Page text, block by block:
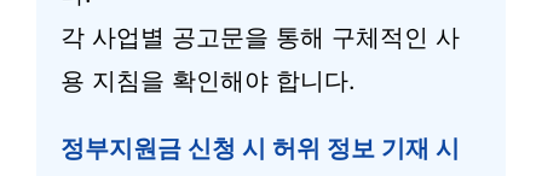
각 사업별 공고문을 통해 구체적인 사
용 지침을 확인해야 합니다.
정부지원금 신청 시 허위 정보 기재 시